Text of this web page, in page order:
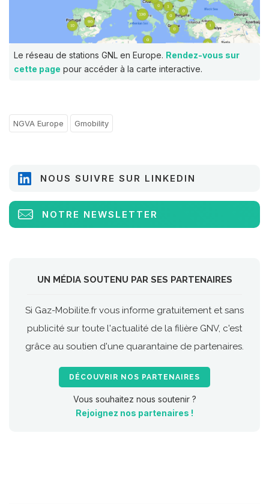
Le réseau de stations GNL en Europe. Rendez-vous sur
cette page pour accéder à la carte interactive.
NGVA Europe Gmobility
NOUS SUIVRE SUR LINKEDIN
NOTRE NEWSLETTER
UN MÉDIA SOUTENU PAR SES PARTENAIRES
Si Gaz-Mobilite.fr vous informe gratuitement et sans
publicité sur toute l'actualité de la filière GNV, c'est
grâce au soutien d'une quarantaine de partenaires.
DÉCOUVRIR NOS PARTENAIRES
Vous souhaitez nous soutenir ?
Rejoignez nos partenaires !